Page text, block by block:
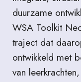
duurzame
WSA Toolkit
traject dat
ontwikkeld met
van